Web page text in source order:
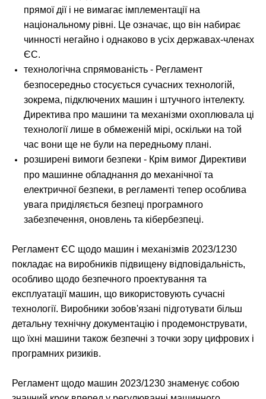
прямої дії і не вимагає імплементації на
національному рівні. Це означає, що він набирає
чинності негайно і однаково в усіх державах-членах
ЄС.
технологічна спрямованість - Регламент
безпосередньо стосується сучасних технологій,
зокрема, підключених машин і штучного інтелекту.
Директива про машини та механізми охоплювала ці
технології лише в обмеженій мірі, оскільки на той
час вони ще не були на передньому плані.
розширені вимоги безпеки - Крім вимог Директиви
про машинне обладнання до механічної та
електричної безпеки, в регламенті тепер особлива
увага приділяється безпеці програмного
забезпечення, оновлень та кібербезпеці.
Регламент ЄС щодо машин і механізмів 2023/1230
покладає на виробників підвищену відповідальність,
особливо щодо безпечного проектування та
експлуатації машин, що використовують сучасні
технології. Виробники зобов'язані підготувати більш
детальну технічну документацію і продемонструвати,
що їхні машини також безпечні з точки зору цифрових і
програмних ризиків.
Регламент щодо машин 2023/1230 знаменує собою